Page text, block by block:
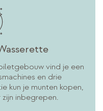
vind je een
en drie
kun je munten kopen,
inbegrepen.